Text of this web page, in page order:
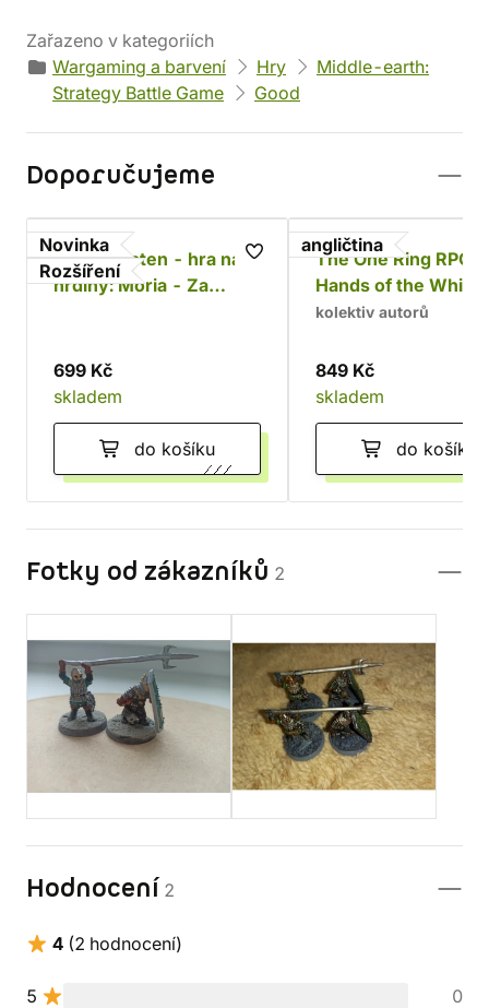
Zařazeno v kategoriích
Wargaming a barvení
Hry
Middle-earth:
Strategy Battle Game
Good
Doporučujeme
Novinka
Rozšíření
Jeden prsten - hra na
hrdiny: Moria - Za
699 Kč
skladem
do košíku
angličtina
The One Ring RPG:
Hands of the White
Wizard
kolektiv autorů
849 Kč
skladem
do košíku
Fotky od zákazníků 2
Hodnocení 2
4 (2 hodnocení)
5
0